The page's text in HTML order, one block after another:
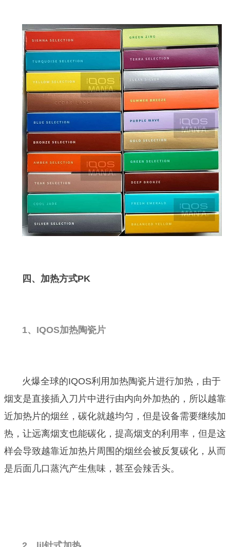
四、加热方式PK
1、IQOS加热陶瓷片
火爆全球的IQOS利用加热陶瓷片进行加热，由于
烟支是直接插入刀片中进行由内向外加热的，所以越靠
近加热片的烟丝，碳化就越均匀，但是设备需要继续加
热，让远离烟支也能碳化，提高烟支的利用率，但是这
样会导致越靠近加热片周围的烟丝会被反复碳化，从而
是后面几口蒸汽产生焦味，甚至会辣舌头。